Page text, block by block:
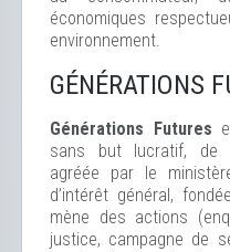
économiques
environnement.
GÉNÉRATIONS
Générations Futures
sans but lucratif, de
agréée par le
d’intérêt général,
mène des actions
justice, campagne de